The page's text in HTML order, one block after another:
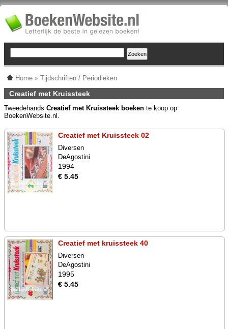
Home » Tijdschriften / Periodieken
Creatief met Kruissteek
Tweedehands Creatief met Kruissteek boeken te koop op
BoekenWebsite.nl.
Creatief met Kruissteek 02
Diversen
DeAgostini
1994
€ 5.45
Creatief met kruissteek 40
Diversen
DeAgostini
1995
€ 5.45